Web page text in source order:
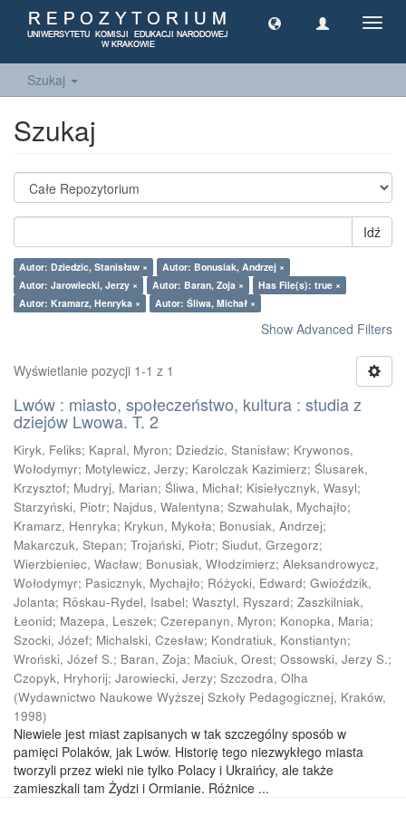
Szukaj
Szukaj
Idź
Autor: Dziedzic, Stanisław ×
Autor: Bonusiak, Andrzej ×
Autor: Jarowiecki, Jerzy ×
Autor: Baran, Zoja ×
Has File(s): true ×
Autor: Kramarz, Henryka ×
Autor: Śliwa, Michał ×
Show Advanced Filters
Wyświetlanie pozycji 1-1 z 1
Lwów : miasto, społeczeństwo, kultura : studia z
dziejów Lwowa. T. 2
Kiryk, Feliks; Kapral, Myron; Dziedzic, Stanisław; Krywonos,
Wołodymyr; Motylewicz, Jerzy; Karolczak Kazimierz; Ślusarek,
Krzysztof; Mudryj, Marian; Śliwa, Michał; Kisiełycznyk, Wasyl;
Starzyński, Piotr; Najdus, Walentyna; Szwahulak, Mychajło;
Kramarz, Henryka; Krykun, Mykoła; Bonusiak, Andrzej;
Makarczuk, Stepan; Trojański, Piotr; Siudut, Grzegorz;
Wierzbieniec, Wacław; Bonusiak, Włodzimierz; Aleksandrowycz,
Wołodymyr; Pasicznyk, Mychajło; Różycki, Edward; Gwioździk,
Jolanta; Röskau-Rydel, Isabel; Wasztyl, Ryszard; Zaszkilniak,
Łeonid; Mazepa, Leszek; Czerepanyn, Myron; Konopka, Maria;
Szocki, Józef; Michalski, Czesław; Kondratiuk, Konstiantyn;
Wroński, Józef S.; Baran, Zoja; Maciuk, Orest; Ossowski, Jerzy S.;
Czopyk, Hryhorij; Jarowiecki, Jerzy; Szczodra, Olha
(Wydawnictwo Naukowe Wyższej Szkoły Pedagogicznej, Kraków,
1998)
Niewiele jest miast zapisanych w tak szczególny sposób w
pamięci Polaków, jak Lwów. Historię tego niezwykłego miasta
tworzyli przez wieki nie tylko Polacy i Ukraińcy, ale także
zamieszkali tam Żydzi i Ormianie. Różnice ...